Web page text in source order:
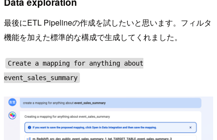
最後にETL Pipelineの作成を試したいと思います。フィルタ
機能を加えた標準的な構成で生成してくれました。
Create a mapping for anything about
event_sales_summary